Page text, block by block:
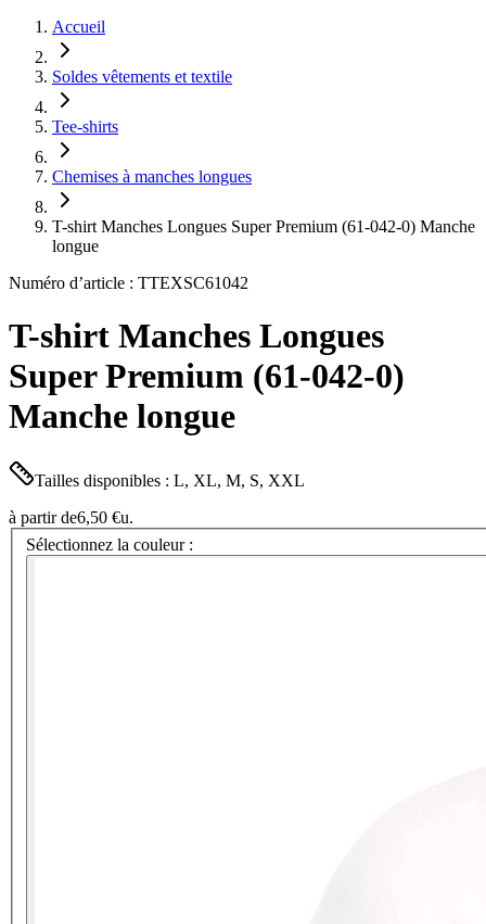
Accueil
Soldes vêtements et textile
Tee-shirts
Chemises à manches longues
T-shirt Manches Longues Super Premium (61-042-0) Manche
longue
Numéro d’article : TTEXSC61042
T-shirt Manches Longues
Super Premium (61-042-0)
Manche longue
Tailles disponibles : L, XL, M, S, XXL
à partir de6,50 €u.
Sélectionnez la couleur :